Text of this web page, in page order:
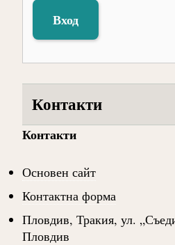
Вход
Контакти
Контакти
Основен сайт
Контактна форма
Пловдив, Тракия, ул.
Пловдив